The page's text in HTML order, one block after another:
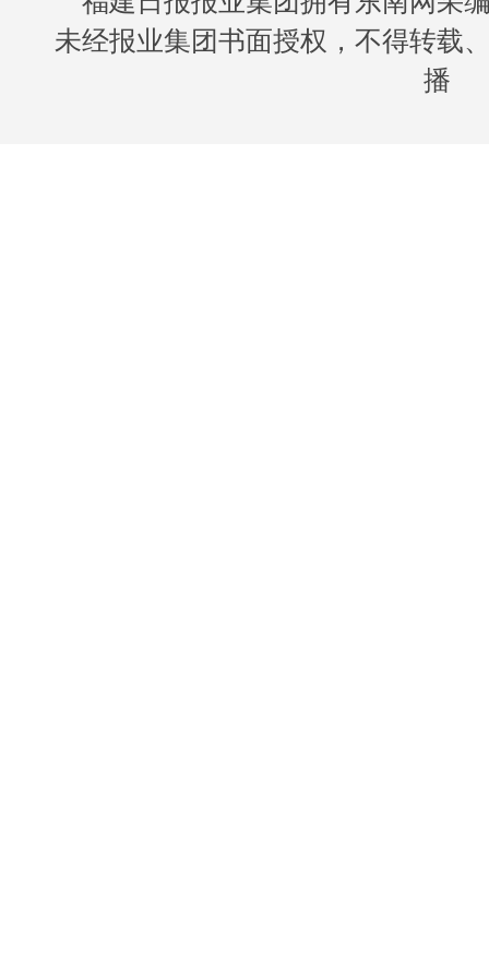
未经报业集团书面授权，不得转载
播